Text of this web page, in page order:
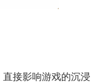
接影响游戏的沉浸